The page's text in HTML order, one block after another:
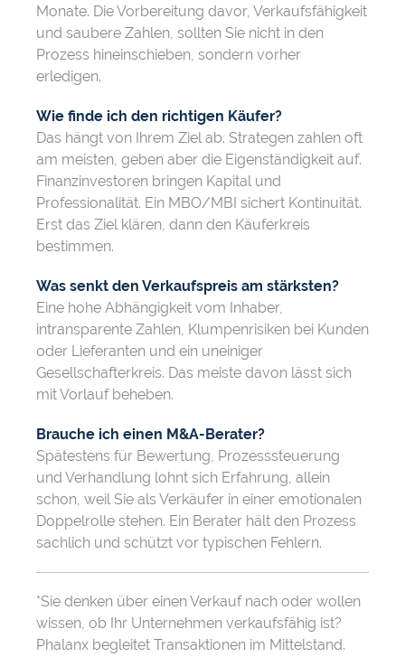
Monate. Die Vorbereitung davor, Verkaufsfähigkeit
und saubere Zahlen, sollten Sie nicht in den
Prozess hineinschieben, sondern vorher
erledigen.
Wie finde ich den richtigen Käufer?
Das hängt von Ihrem Ziel ab. Strategen zahlen oft
am meisten, geben aber die Eigenständigkeit auf.
Finanzinvestoren bringen Kapital und
Professionalität. Ein MBO/MBI sichert Kontinuität.
Erst das Ziel klären, dann den Käuferkreis
bestimmen.
Was senkt den Verkaufspreis am stärksten?
Eine hohe Abhängigkeit vom Inhaber,
intransparente Zahlen, Klumpenrisiken bei Kunden
oder Lieferanten und ein uneiniger
Gesellschafterkreis. Das meiste davon lässt sich
mit Vorlauf beheben.
Brauche ich einen M&A-Berater?
Spätestens für Bewertung, Prozesssteuerung
und Verhandlung lohnt sich Erfahrung, allein
schon, weil Sie als Verkäufer in einer emotionalen
Doppelrolle stehen. Ein Berater hält den Prozess
sachlich und schützt vor typischen Fehlern.
*Sie denken über einen Verkauf nach oder wollen
wissen, ob Ihr Unternehmen verkaufsfähig ist?
Phalanx begleitet Transaktionen im Mittelstand.